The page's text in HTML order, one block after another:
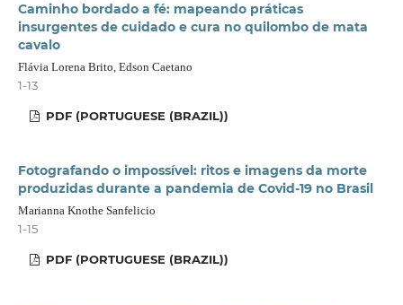
Caminho bordado a fé: mapeando práticas
insurgentes de cuidado e cura no quilombo de mata
cavalo
Flávia Lorena Brito, Edson Caetano
1-13
PDF (PORTUGUESE (BRAZIL))
Fotografando o impossível: ritos e imagens da morte
produzidas durante a pandemia de Covid-19 no Brasil
Marianna Knothe Sanfelicio
1-15
PDF (PORTUGUESE (BRAZIL))